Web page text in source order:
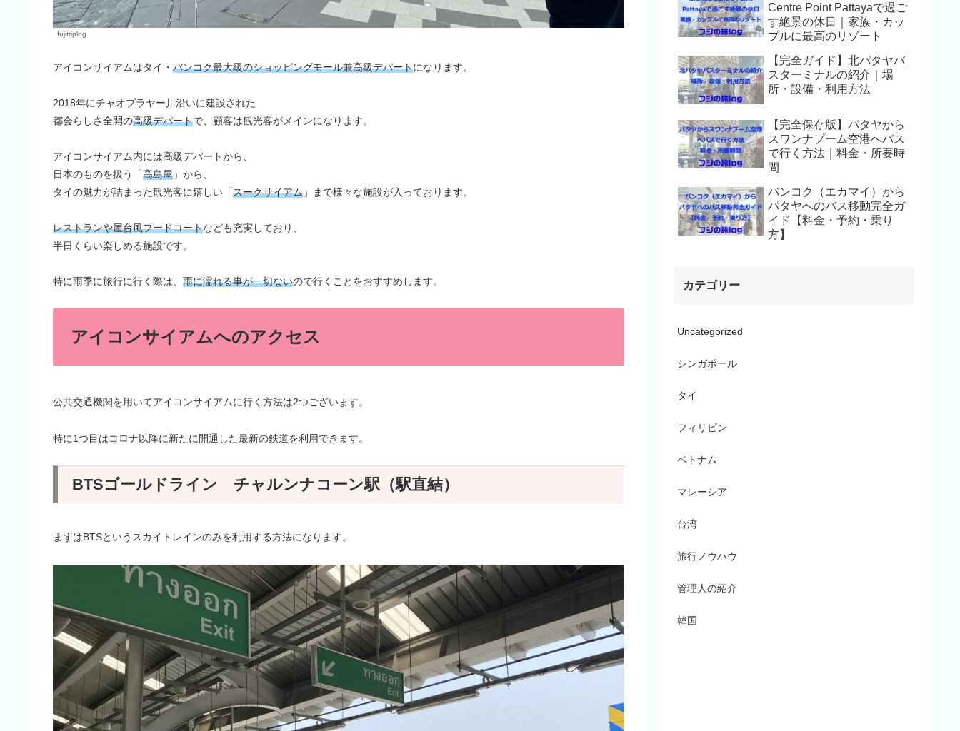
fujitriplog
アイコンサイアムはタイ・ バンコク最大級のショッピングモール兼高級デパートになります。
2018年にチャオプラヤー川沿いに建設された
都会らしさ全開の高級デパートで、顧客は観光客がメインになります。
アイコンサイアム内には高級デパートから、
日本のものを扱う「高島屋 」から、
タイの魅力が詰まった観光客に嬉しい「スークサイアム 」まで様々な施設が入っております。
レストランや屋台風フードコートなども充実しており、
半日くらい楽しめる施設です。
特に雨季に旅行に行く際は、 雨に濡れる事が一切ないので行くことをおすすめします。
アイコンサイアムへのアクセス
公共交通機関を用いてアイコンサイアムに行く方法は2つございます。
特に1つ目はコロナ以降に新たに開通した最新の鉄道を利用できます。
BTSゴールドライン チャルンナコーン駅（駅直結）
まずはBTSというスカイトレインのみを利用する方法になります。
Centre Point Pattayaで過ご
す絶景の休日｜家族・カッ
プルに最高のリゾート
【完全ガイド】北パタヤバ
スターミナルの紹介｜場
所・設備・利用方法
【完全保存版】パタヤから
スワンナプーム空港へバス
で行く方法｜料金・所要時
間
バンコク（エカマイ）から
パタヤへのバス移動完全ガ
イド【料金・予約・乗り
方】
カテゴリー
Uncategorized
シンガポール
タイ
フィリピン
ベトナム
マレーシア
台湾
旅行ノウハウ
管理人の紹介
韓国